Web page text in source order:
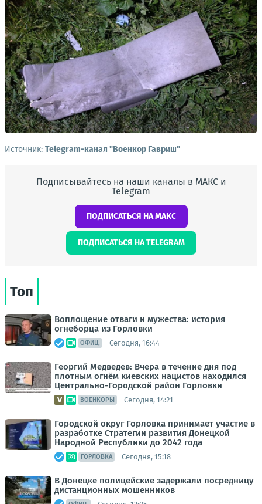
Источник: Telegram-канал "Военкор Гавриш"
Подписывайтесь на наши каналы в МАКС и
Telegram
ПОДПИСАТЬСЯ НА МАКС
ПОДПИСАТЬСЯ НА TELEGRAM
Топ
Воплощение отваги и мужества: история
огнеборца из Горловки
ОФИЦ. Сегодня, 16:44
Георгий Медведев: Вчера в течение дня под
плотным огнём киевских нацистов находился
Центрально-Городской район Горловки
ВОЕНКОРЫ Сегодня, 14:21
Городской округ Горловка принимает участие в
разработке Стратегии развития Донецкой
Народной Республики до 2042 года
ГОРЛОВКА Сегодня, 15:18
В Донецке полицейские задержали посредницу
дистанционных мошенников